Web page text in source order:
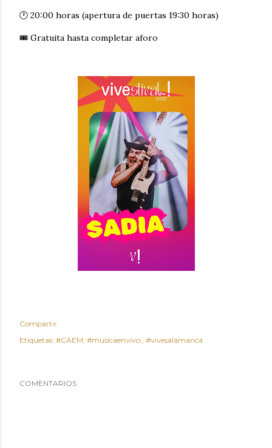
🕐 20:00 horas (apertura de puertas 19:30 horas)
🎟 Gratuita hasta completar aforo
Compartir
Etiquetas: #CAEM #musicaenvivo. #vivesalamanca
COMENTARIOS